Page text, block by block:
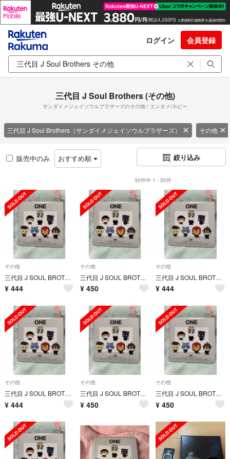
ログイン 会員登録
三代目 J Soul Brothers (その他)
サンダイメジェイソウルブラザーズのその他 / エンタメ/ホビー
三代目 J Soul Brothers（サンダイメジェイソウルブラザーズ） その他
販売中のみ おすすめ順 絞り込み
30件中 1 - 30件
その他
三代目 J SOUL BROTHERS MINIALBUM『ONE』会場限定
¥ 444
その他
三代目 J SOUL BROTHERS MINIALBUM『ONE』 会場限定
¥ 450
その他
三代目 J SOUL BROTHERS MINIALBUM『ONE』 会場限定
¥ 444
その他
三代目 J SOUL BROTHERS MINIALBUM『ONE』 会場限定
¥ 444
その他
三代目 J SOUL BROTHERS MINIALBUM『ONE』 会場限定
¥ 450
その他
三代目 J SOUL BROTHERS MINIALBUM『ONE』会場限定
¥ 450